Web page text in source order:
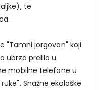
te
"Tamni jorgovan" koji
ubrzo prelilo u
mobilne telefone u
Snažne ekološke